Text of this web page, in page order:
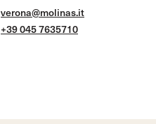
verona@molinas.it
+39 045 7635710